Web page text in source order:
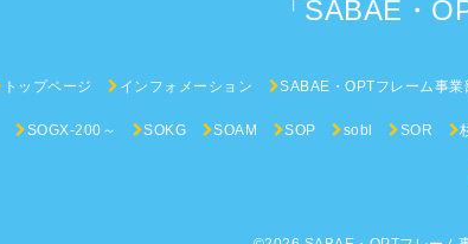
「SABAE・
トップページ インフォメーション SABAE・OPTフレーム事業
SOGX-200～ SOKG SOAM SOP sobl SOR